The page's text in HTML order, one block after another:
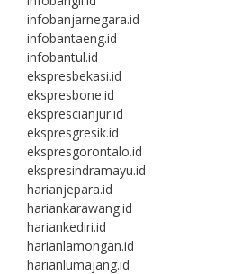
infobanjarnegara.id
infobantaeng.id
infobantul.id
ekspresbekasi.id
ekspresbone.id
eksprescianjur.id
ekspresgresik.id
ekspresgorontalo.id
ekspresindramayu.id
harianjepara.id
hariankarawang.id
hariankediri.id
harianlamongan.id
harianlumajang.id